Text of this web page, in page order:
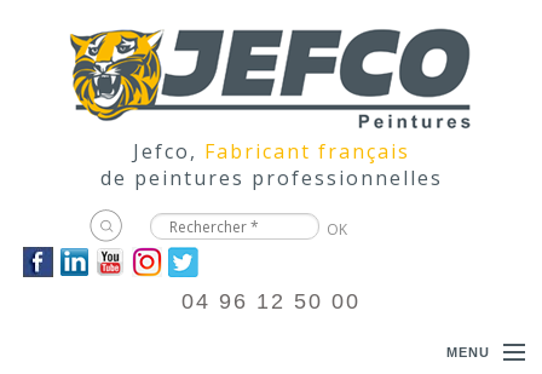
Jefco, Fabricant français
de peintures professionnelles
04 96 12 50 00
MENU